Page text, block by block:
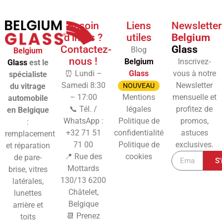
Belgium
Glassest le
spécialiste
du vitrage
automobile
en Belgique
:
remplacement
et réparation
de pare-
brise, vitres
latérales,
lunettes
arrière et
toits
Besoin
d'infos ?
Contactez-
nous !
⏰ Lundi –
Samedi 8:30
– 17:00
📞 Tél. /
WhatsApp :
+32 71 51
71 00
📍 Rue des
Mottards
130/13 6200
Châtelet,
Belgique
📆 Prenez
Liens
utiles
Blog
Belgium
Glass
NOUVEAU
Mentions
légales
Politique de
confidentialité
Politique de
cookies
Newsletter
Belgium
Glass
Inscrivez-
vous à notre
Newsletter
mensuelle et
profitez de
promos,
astuces
exclusives.